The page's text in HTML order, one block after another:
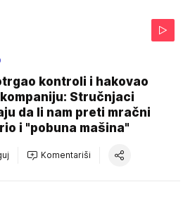
kontroli i hakovao
Stručnjaci
da li nam preti mračni
i "pobuna mašina"
Komentariši